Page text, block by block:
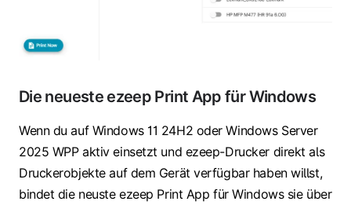
Die neueste ezeep Print App für Windows
Wenn du auf Windows 11 24H2 oder Windows Server
2025 WPP aktiv einsetzt und ezeep-Drucker direkt als
Druckerobjekte auf dem Gerät verfügbar haben willst,
bindet die neuste ezeep Print App für Windows sie über